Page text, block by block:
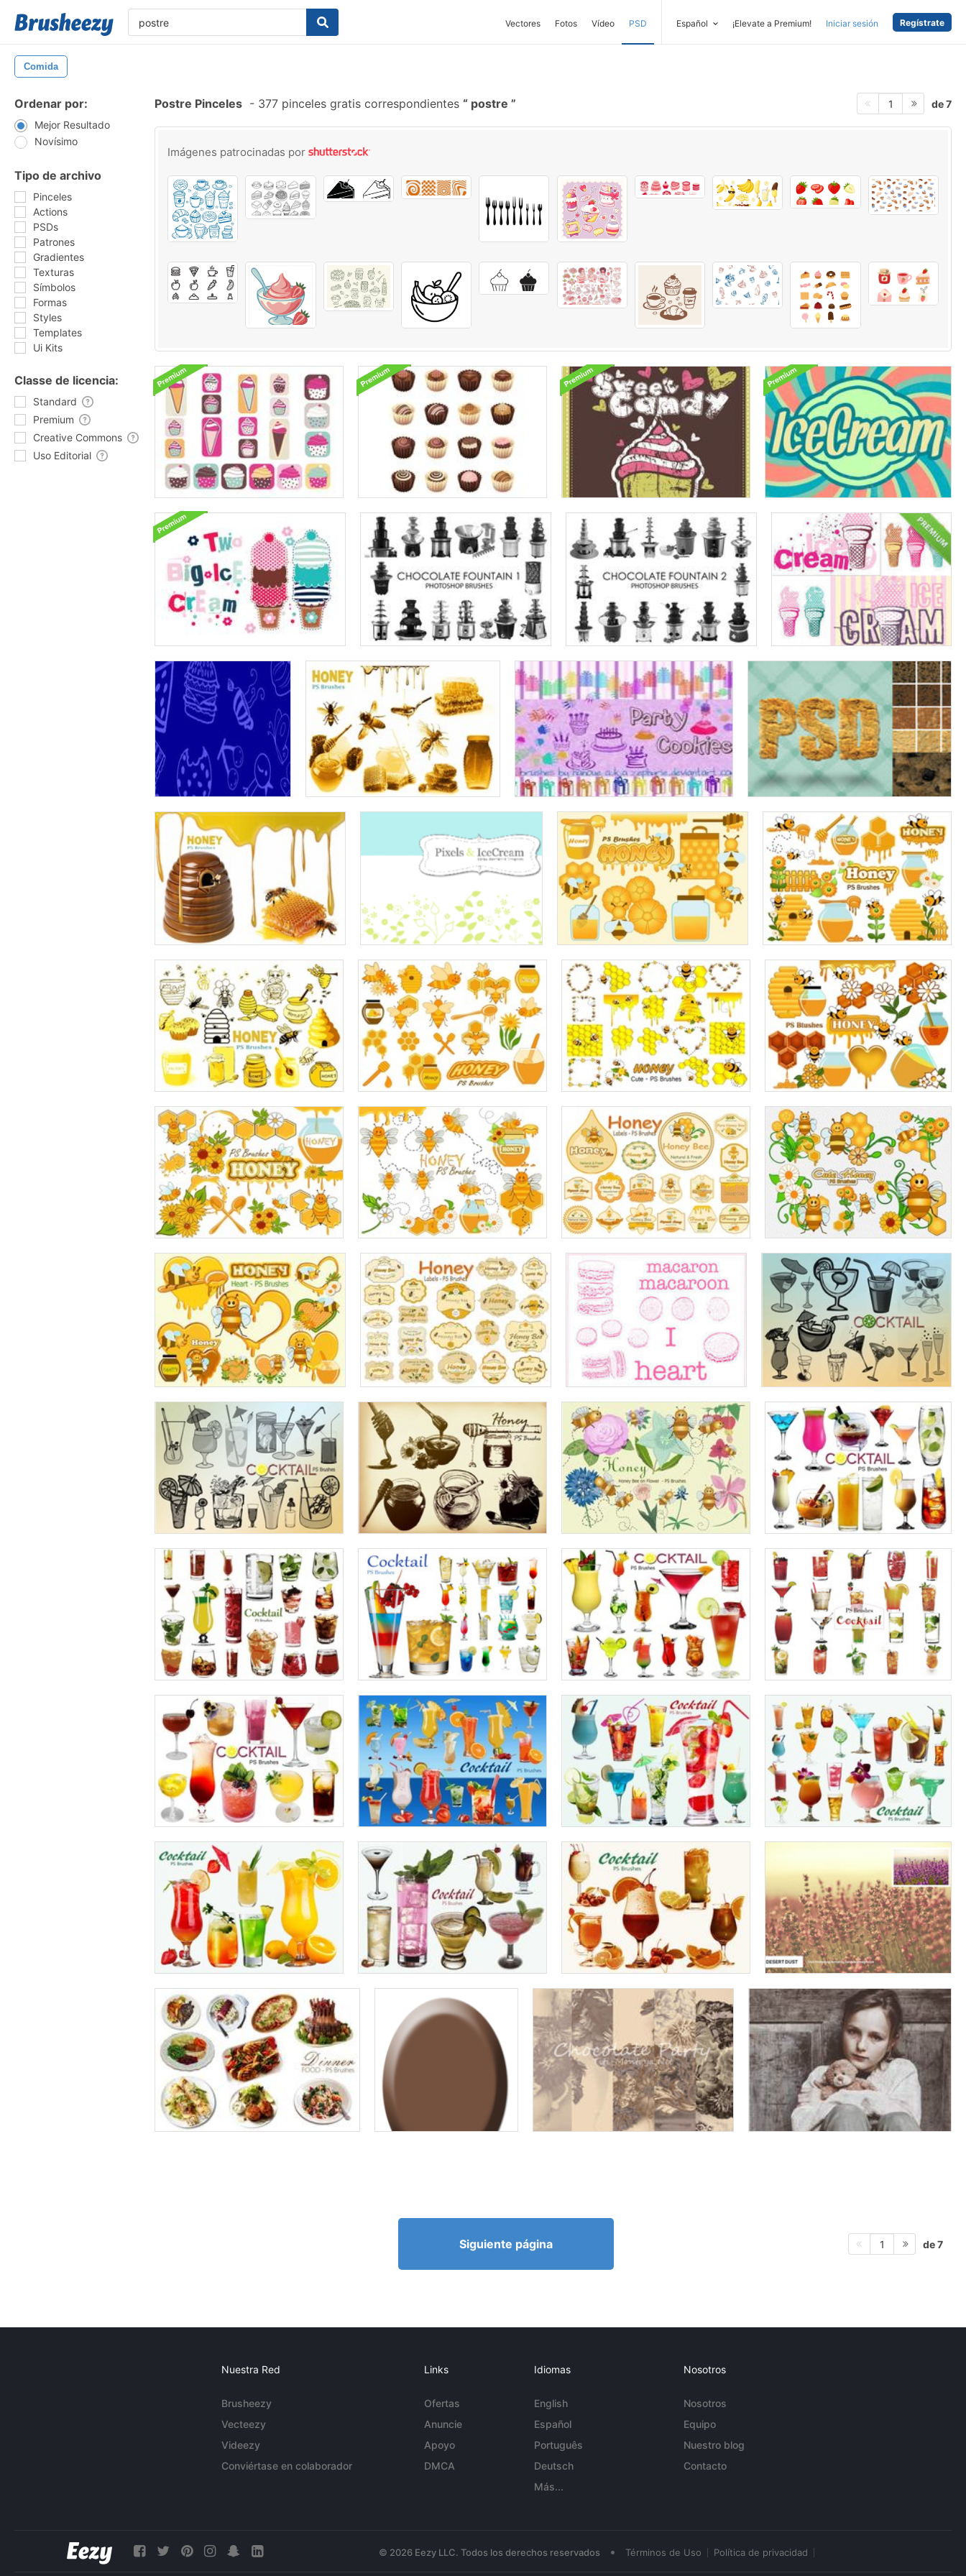
Vectores Fotos Vídeo PSD Español ¡Elevate a Premium! Iniciar sesión Regístrate
Comida
Ordenar por:
Mejor Resultado
Novísimo
Tipo de archivo
Pinceles
Actions
PSDs
Patrones
Gradientes
Texturas
Símbolos
Formas
Styles
Templates
Ui Kits
Classe de licencia:
Standard
Premium
Creative Commons
Uso Editorial
Postre Pinceles - 377 pinceles gratis correspondientes postre 1 de 7
Imágenes patrocinadas por
Siguiente página 1 de 7
Nuestra Red
Brusheezy
Vecteezy
Videezy
Conviértase en colaborador
Links
Ofertas
Anuncie
Apoyo
DMCA
Idiomas
English
Español
Português
Deutsch
Más...
Nosotros
Nosotros
Equipo
Nuestro blog
Contacto
© 2026 Eezy LLC. Todos los derechos reservados • Términos de Uso Política de privacidad